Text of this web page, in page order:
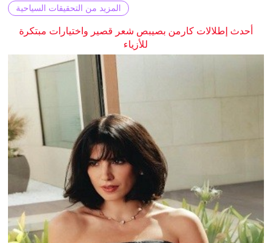
المزيد من التحقيقات السياحية
أحدث إطلالات كارمن بصيبص شعر قصير واختيارات مبتكرة
للأزياء